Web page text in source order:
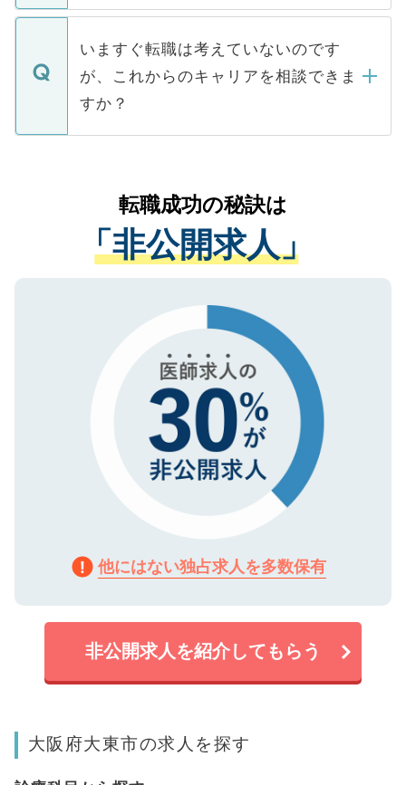
関を公にしてしまうと、応募が殺到する場
に、医療機関が求める条件に合った人材の
みを人材紹介会社に依頼するケースが増え
ています。
定を承諾する必要はありません。内定先へ
の辞退の連絡はキャリアパートナーが行い
個人情報が漏えいすることはありませんの
で、ご安心ください。当サイトからの登録
などで収集したご登録者様の個人情報は、
ご本人のキャリアアップおよび転職活動の
支援を目的に使用いたします。お預かりし
ているすべての個人データはご本人の許可
は、個人情報の取り扱いについての厳密な
管理基準を満たした事業者のみに付与され
る、プライバシーマークを取得済みです。
で、機密保持に関してもご安心ください。
いますぐ転職は考えていないのです
が、これからのキャリアを相談できま
すか？
かがいして、現在の医療機関の状況や紹介
経験をまじえながら、適切なアドバイスを
させていただきます。すぐにご転職をされ
ない方には、長期的なサポートが可能です
ので、まずはご登録ください。
転職成功の秘訣は
「非公開求人」
他にはない独占求人を多数保有
非公開求人を紹介してもらう
大阪府大東市の求人を探す